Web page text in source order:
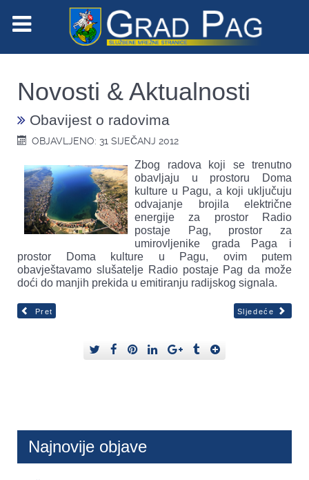
Novosti & Aktualnosti
Obavijest o radovima
OBJAVLJENO: 31 SIJEČANJ 2012
Zbog radova koji se trenutno
obavljaju u prostoru Doma
kulture u Pagu, a koji uključuju
odvajanje brojila električne
energije za prostor Radio
postaje Pag, prostor za
umirovljenike grada Paga i
prostor Doma kulture u Pagu, ovim putem
obavještavamo slušatelje Radio postaje Pag da može
doći do manjih prekida u emitiranju radijskog signala.
Pret Sljedeće
Najnovije objave